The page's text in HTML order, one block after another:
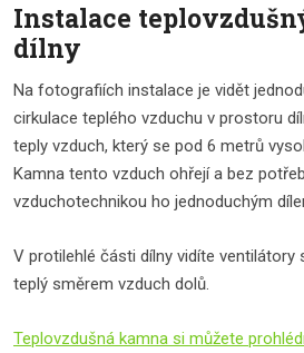
Instalace
dílny
Na fotografiích instalace je vidět
cirkulace teplého vzduchu v prostoru
teply vzduch, který se pod 6 metrů
Kamna tento vzduch ohřejí a bez
vzduchotechnikou ho jednoduchým
V protilehlé části dílny vidíte ventilátory
teplý směrem vzduch dolů.
Teplovzdušná kamna si můžete